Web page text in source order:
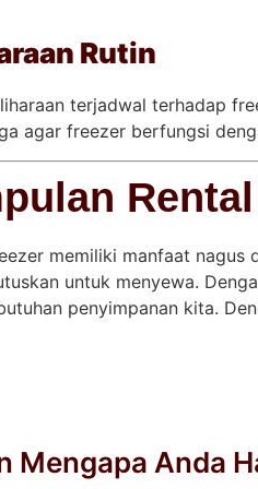
Rutin
terjadwal terhadap
agar freezer berfungsi
memiliki manfaat nagus
untuk menyewa.
penyimpanan kita.
Mengapa Anda